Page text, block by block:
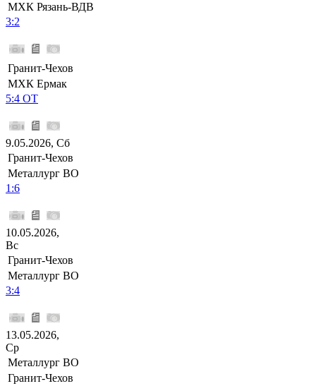
МХК Рязань-ВДВ
3:2
Гранит-Чехов
МХК Ермак
5:4 ОТ
9.05.2026, Сб
Гранит-Чехов
Металлург ВО
1:6
10.05.2026,
Вс
Гранит-Чехов
Металлург ВО
3:4
13.05.2026,
Ср
Металлург ВО
Гранит-Чехов